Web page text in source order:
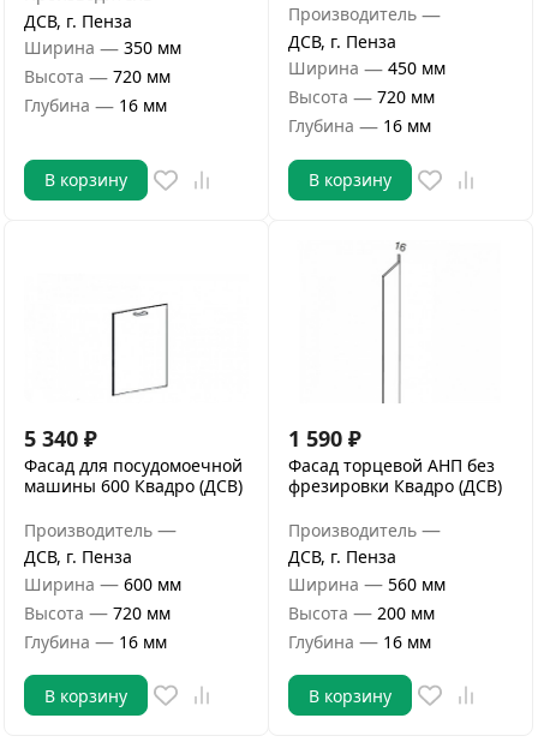
ДСВ, г. Пенза
Ширина — 350 мм
Высота — 720 мм
Глубина — 16 мм
В корзину
Производитель —
ДСВ, г. Пенза
Ширина — 450 мм
Высота — 720 мм
Глубина — 16 мм
В корзину
5 340 ₽
Фасад для посудомоечной
машины 600 Квадро (ДСВ)
Производитель —
ДСВ, г. Пенза
Ширина — 600 мм
Высота — 720 мм
Глубина — 16 мм
В корзину
1 590 ₽
Фасад торцевой АНП без
фрезировки Квадро (ДСВ)
Производитель —
ДСВ, г. Пенза
Ширина — 560 мм
Высота — 200 мм
Глубина — 16 мм
В корзину